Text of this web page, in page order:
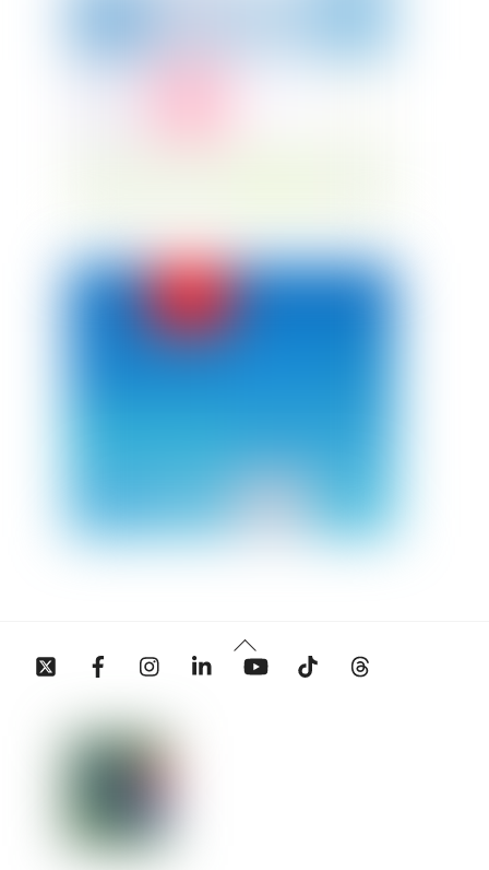
Back
To
Twitter Facebook InstagramLinkedin YouTube Tiktok